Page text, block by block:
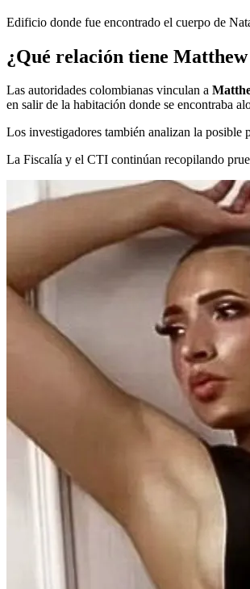
Edificio donde fue encontrado el cuerpo de
¿Qué relación tiene
Las autoridades colombianas vinculan a
en salir de la habitación donde se encontraba
Los investigadores también analizan la posible
La Fiscalía y el CTI continúan recopilando